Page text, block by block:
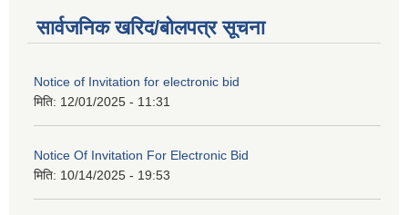
सार्वजनिक खरिद/बोलपत्र सूचना
Notice of Invitation for electronic bid
मिति: 12/01/2025 - 11:31
Notice Of Invitation For Electronic Bid
मिति: 10/14/2025 - 19:53